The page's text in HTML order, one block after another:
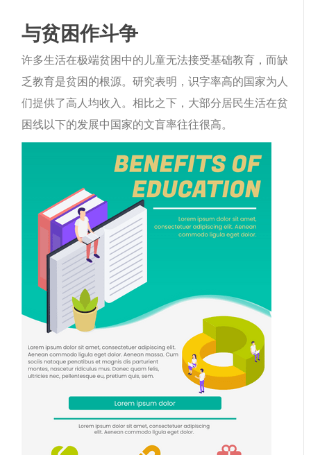
与贫困作斗争
许多生活在极端贫困中的儿童无法接受基础教育，而缺
乏教育是贫困的根源。研究表明，识字率高的国家为人
们提供了高人均收入。相比之下，大部分居民生活在贫
困线以下的发展中国家的文盲率往往很高。